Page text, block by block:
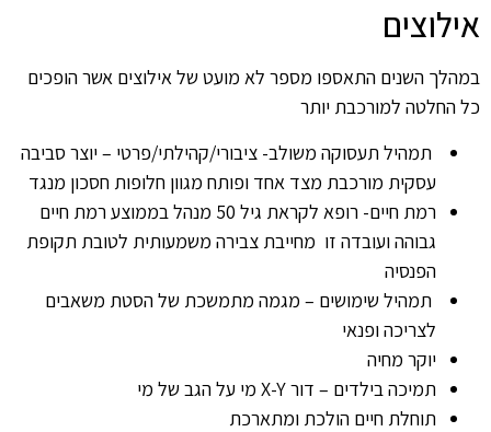
אילוצים
במהלך השנים התאספו מספר לא מועט של אילוצים אשר הופכים
כל החלטה למורכבת יותר
תמהיל תעסוקה משולב- ציבורי/קהילתי/פרטי – יוצר סביבה
עסקית מורכבת מצד אחד ופותח מגוון חלופות חסכון מנגד
רמת חיים- רופא לקראת גיל 50 מנהל בממוצע רמת חיים
גבוהה ועובדה זו מחייבת צבירה משמעותית לטובת תקופת
הפנסיה
תמהיל שימושים – מגמה מתמשכת של הסטת משאבים
לצריכה ופנאי
יוקר מחיה
תמיכה בילדים – דור X-Y מי על הגב של מי
תוחלת חיים הולכת ומתארכת